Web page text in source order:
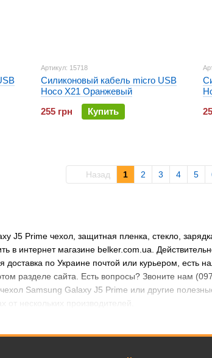
J5 Prime чехол, защитная пленка, стекло,
в интернет магазине belker.com.ua.
доставка по Украине почтой или курьером,
разделе сайта. Есть вопросы? Звоните нам
Samsung Galaxy J5 Prime или другие
Артикул: 15718
Силиконовый кабель micro USB
Hoco X21 Оранжевый
255 грн
Купить
Назад 1 2 3 4 5